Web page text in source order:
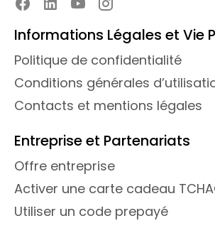
Informations Légales et Vie
Politique de confidentialité
Conditions générales
Contacts et mentions légales
Entreprise et Partenariats
Offre entreprise
Activer une carte cadeau
Utiliser un code prepayé